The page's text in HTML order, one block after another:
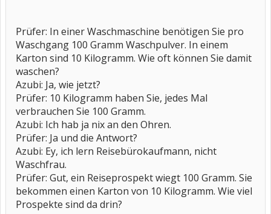
Prüfer: In einer Waschmaschine benötigen Sie pro
Waschgang 100 Gramm Waschpulver. In einem
Karton sind 10 Kilogramm. Wie oft können Sie damit
waschen?
Azubi: Ja, wie jetzt?
Prüfer: 10 Kilogramm haben Sie, jedes Mal
verbrauchen Sie 100 Gramm.
Azubi: Ich hab ja nix an den Ohren.
Prüfer: Ja und die Antwort?
Azubi: Ey, ich lern Reisebürokaufmann, nicht
Waschfrau.
Prüfer: Gut, ein Reiseprospekt wiegt 100 Gramm. Sie
bekommen einen Karton von 10 Kilogramm. Wie viel
Prospekte sind da drin?